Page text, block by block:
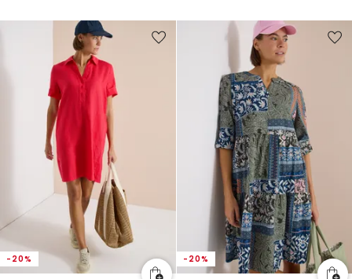
-20% -20%